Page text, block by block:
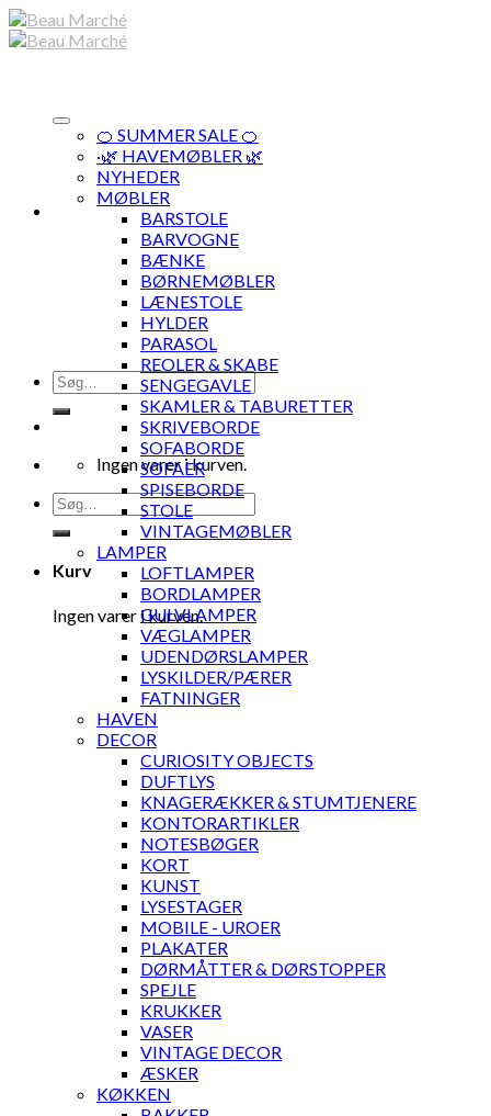
Skip
to
Søg
efter:
Ingen varer i kurven.
Søg
efter:
Kurv
Ingen varer i kurven.
🍊 SUMMER SALE 🍊
·🌿 HAVEMØBLER 🌿
NYHEDER
MØBLER
BARSTOLE
BARVOGNE
BÆNKE
BØRNEMØBLER
LÆNESTOLE
HYLDER
PARASOL
REOLER & SKABE
SENGEGAVLE
SKAMLER & TABURETTER
SKRIVEBORDE
SOFABORDE
SOFAER
SPISEBORDE
STOLE
VINTAGEMØBLER
LAMPER
LOFTLAMPER
BORDLAMPER
GULVLAMPER
VÆGLAMPER
UDENDØRSLAMPER
LYSKILDER/PÆRER
FATNINGER
HAVEN
DECOR
CURIOSITY OBJECTS
DUFTLYS
KNAGERÆKKER & STUMTJENERE
KONTORARTIKLER
NOTESBØGER
KORT
KUNST
LYSESTAGER
MOBILE - UROER
PLAKATER
DØRMÅTTER & DØRSTOPPER
SPEJLE
KRUKKER
VASER
VINTAGE DECOR
ÆSKER
KØKKEN